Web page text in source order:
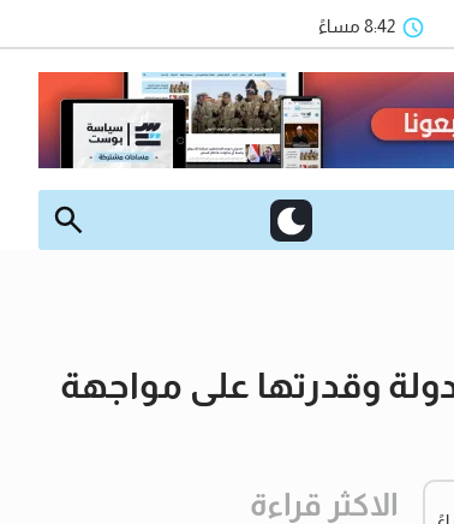
8:42 مساءً
وقدرتها على مواجهة
الاكثر قراءة